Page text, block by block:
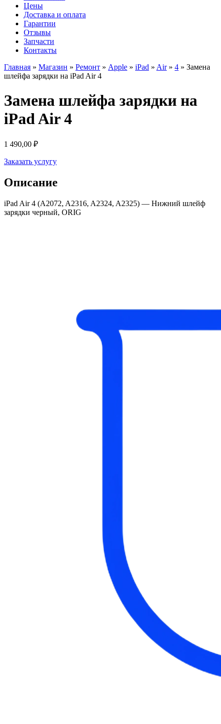
Цены
Доставка и оплата
Гарантии
Отзывы
Запчасти
Контакты
Главная » Магазин » Ремонт » Apple » iPad » Air» 4 » Замена
шлейфа зарядки на iPad Air 4
Замена шлейфа зарядки на
iPad Air 4
1 490,00 ₽
Заказать услугу
Описание
iPad Air 4 (A2072, A2316, A2324, A2325) — Нижний шлейф
зарядки черный, ORIG